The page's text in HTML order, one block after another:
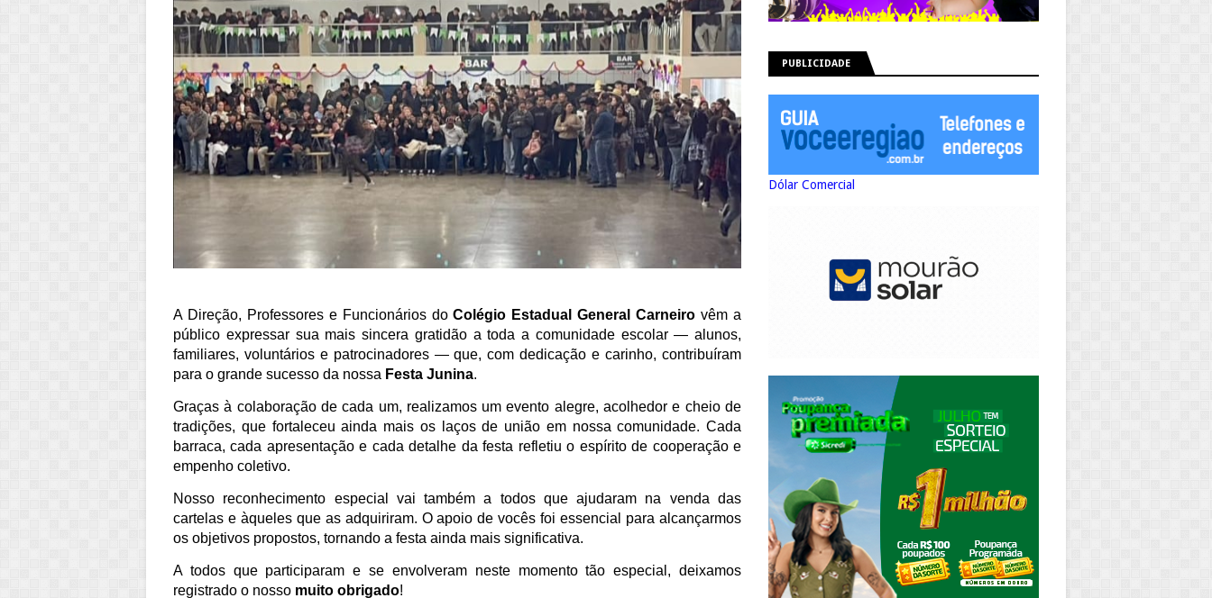
A Direção, Professores e Funcionários doColégio Estadual General Carneiro vêm a
público expressar sua mais sincera gratidão a toda a comunidade escolar — alunos,
familiares, voluntários e patrocinadores — que, com dedicação e carinho, contribuíram
para o grande sucesso da nossa Festa Junina.
Graças à colaboração de cada um, realizamos um evento alegre, acolhedor e cheio de
tradições, que fortaleceu ainda mais os laços de união em nossa comunidade. Cada
barraca, cada apresentação e cada detalhe da festa refletiu o espírito de cooperação e
empenho coletivo.
Nosso reconhecimento especial vai também a todos que ajudaram na venda das
cartelas e àqueles que as adquiriram. O apoio de vocês foi essencial para alcançarmos
os objetivos propostos, tornando a festa ainda mais significativa.
A todos que participaram e se envolveram neste momento tão especial, deixamos
registrado o nosso muito obrigado!
PUBLICIDADE
Dólar Comercial